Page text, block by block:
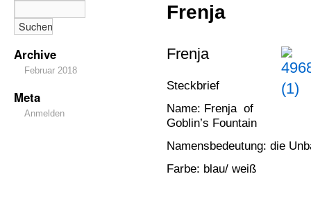
Archive
Februar 2018
Meta
Anmelden
Frenja
Frenja
Steckbrief
Name: Frenja of
Goblin’s Fountain
Namensbedeutung: die
Farbe: blau/ weiß